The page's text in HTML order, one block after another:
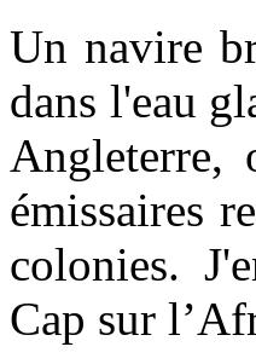
Un navire
dans l'eau
Angleterre,
émissaires
colonies.
Cap sur